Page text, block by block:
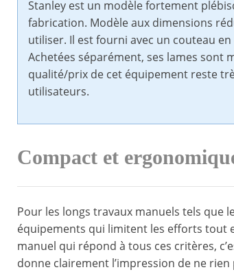
Stanley est un modèle fortement
fabrication. Modèle aux dimensions
utiliser. Il est fourni avec un couteau
Achetées séparément, ses lames sont
qualité/prix de cet équipement reste
utilisateurs.
Compact et
Pour les longs travaux manuels tels que
équipements qui limitent les efforts tout
manuel qui répond à tous ces critères,
donne clairement l’impression de ne